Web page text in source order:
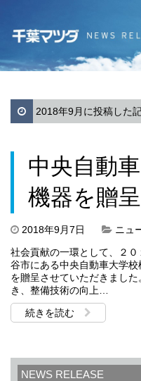
2018年9月に投稿した
中央自動
機器を贈
2018年9月7日
ニュ
社会貢献の一環として、２
谷市にある中央自動車大学校
を贈呈させていただきまし
き、整備技術の向上…
続きを読む
NEWS RELEASE